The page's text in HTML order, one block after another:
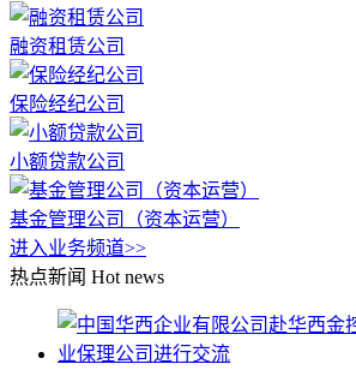
融资租赁公司
保险经纪公司
小额贷款公司
基金管理公司（资本运营）
进入业务频道>>
热点新闻 Hot news